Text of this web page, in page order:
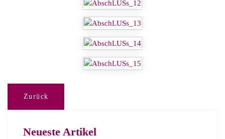
Zurück
Neueste Artikel